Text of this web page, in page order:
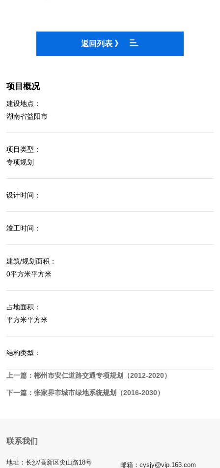
返回列表 》
项目概况
建设地点：
湖南省益阳市
项目类型：
专项规划
设计时间：
竣工时间：
建筑/规划面积：
0平方米平方米
占地面积：
平方米平方米
结构类型：
上一篇：郴州市安仁道路交通专项规划（2012-2020）
下一篇：张家界市城市绿地系统规划（2016-2030）
联系我们
地址：长沙/高新区尖山路18号 邮箱：cysjy@vip.163.com